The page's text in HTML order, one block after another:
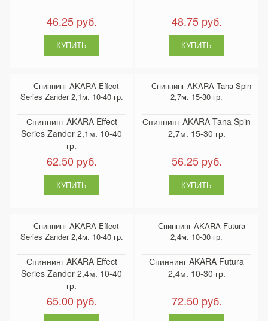
46.25 руб. 48.75 руб.
Спиннинг AKARA Effect
Series Zander 2,1м. 10-40
гр.
62.50 руб.
Спиннинг AKARA Tana Spin
2,7м. 15-30 гр.
56.25 руб.
Спиннинг AKARA Effect
Series Zander 2,4м. 10-40
гр.
65.00 руб.
Спиннинг AKARA Futura
2,4м. 10-30 гр.
72.50 руб.